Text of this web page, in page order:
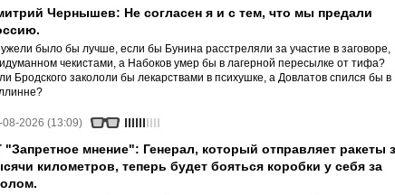
Чернышев: Не согласен я и с тем, что мы предали
было бы лучше, если бы Бунина расстреляли за участие в заговоре,
чекистами, а Набоков умер бы в лагерной пересылке от тифа?
Бродского закололи бы лекарствами в психушке, а Довлатов спился бы в
08-2026 (13:09)
"Запретное мнение": Генерал, который отправляет ракеты
километров, теперь будет бояться коробки у себя за